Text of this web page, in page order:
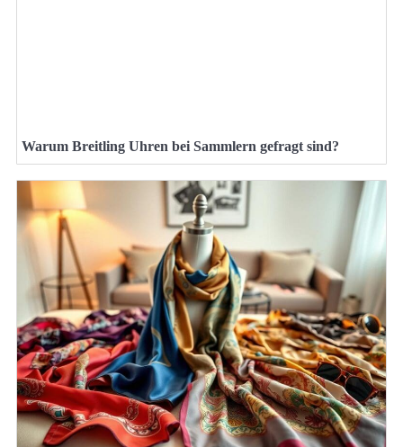
Warum Breitling Uhren bei Sammlern gefragt sind?